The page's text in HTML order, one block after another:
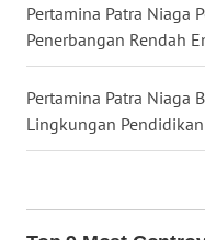
Pertamina Patra Niaga
Penerbangan Rendah
Pertamina Patra Niaga
Lingkungan
WN
KARO
WN